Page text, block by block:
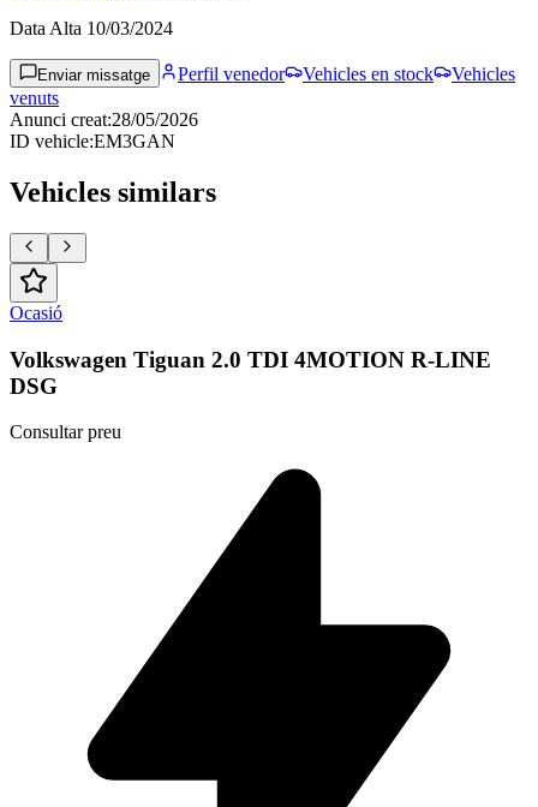
Data Alta 10/03/2024
Enviar missatge Perfil venedor Vehicles en stock
Vehicles
venuts
Anunci creat:28/05/2026
ID vehicle:EM3GAN
Vehicles similars
Ocasió
Volkswagen Tiguan 2.0 TDI 4MOTION R-LINE
DSG
Consultar preu